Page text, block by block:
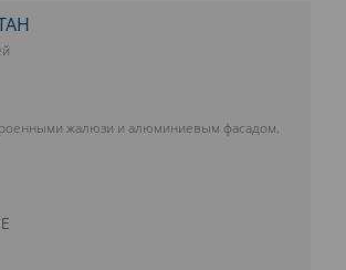
жалюзи и алюминиевым фасадом.